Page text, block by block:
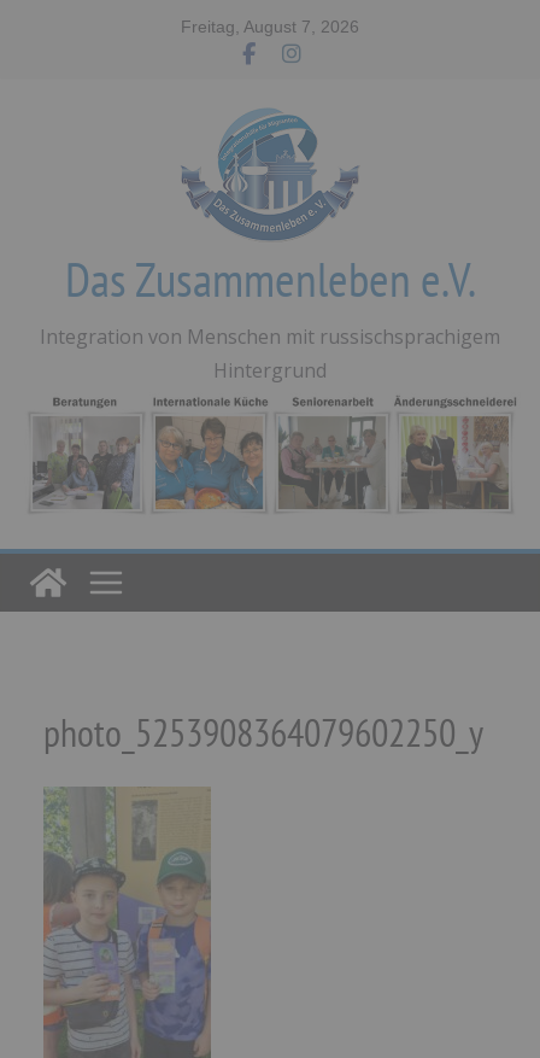
Freitag, August 7, 2026
Das Zusammenleben e.V.
Integration von Menschen mit russischsprachigem
Hintergrund
photo_5253908364079602250_y